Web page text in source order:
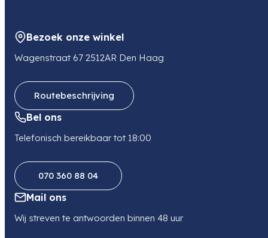
NL
orders-nl@om-digitalsolutions.com
Bezoek onze winkel
Wagenstraat 67 2512AR Den Haag
Routebeschrijving
Bel ons
Telefonisch bereikbaar tot 18:00
070 360 88 04
Mail ons
Wij streven te antwoorden binnen 48 uur